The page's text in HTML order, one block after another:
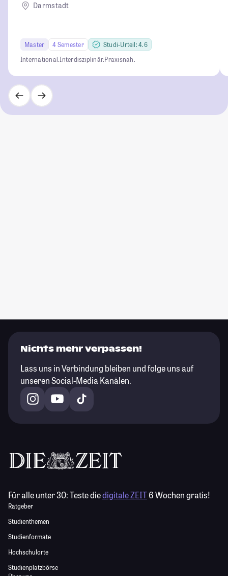
Darmstadt
Master 4 Semester
Studi-Urteil: 4.6
International.Interdisziplinär.Praxisnah.
Nichts mehr verpassen!
Lass uns in Verbindung bleiben und folge uns auf
unseren Social-Media Kanälen.
Für alle unter 30:Teste diedigitale ZEIT6 Wochen gratis!
Ratgeber
Studienthemen
Studienformate
Hochschulorte
Studienplatzbörse